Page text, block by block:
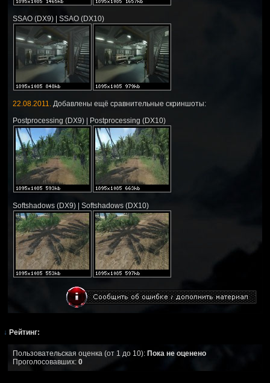
SSAO (DX9) | SSAO (DX10)
22.08.2011.
Добавлены ещё сравнительные скриншоты:
Postprocessing (DX9) | Postprocessing (DX10)
Softshadows (DX9) | Softshadows (DX10)
↓ Рейтинг:
Пользовательская оценка (от 1 до 10): Пока не оценено
Проголосовавших: 0